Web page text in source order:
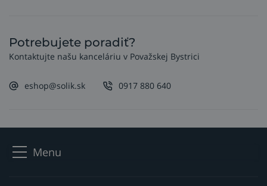
Potrebujete poradiť?
Kontaktujte našu kanceláriu v Považskej Bystrici
eshop@solik.sk 0917 880 640
Menu